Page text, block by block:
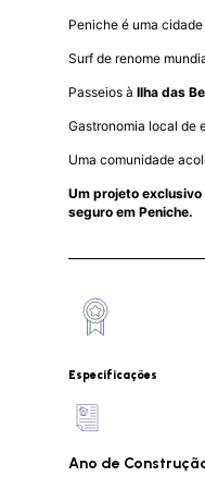
Peniche é uma
Surf de renome
Passeios à Ilha das
Gastronomia local de
Uma comunidade
Um projeto
seguro em Peniche.
Especificações
Ano de